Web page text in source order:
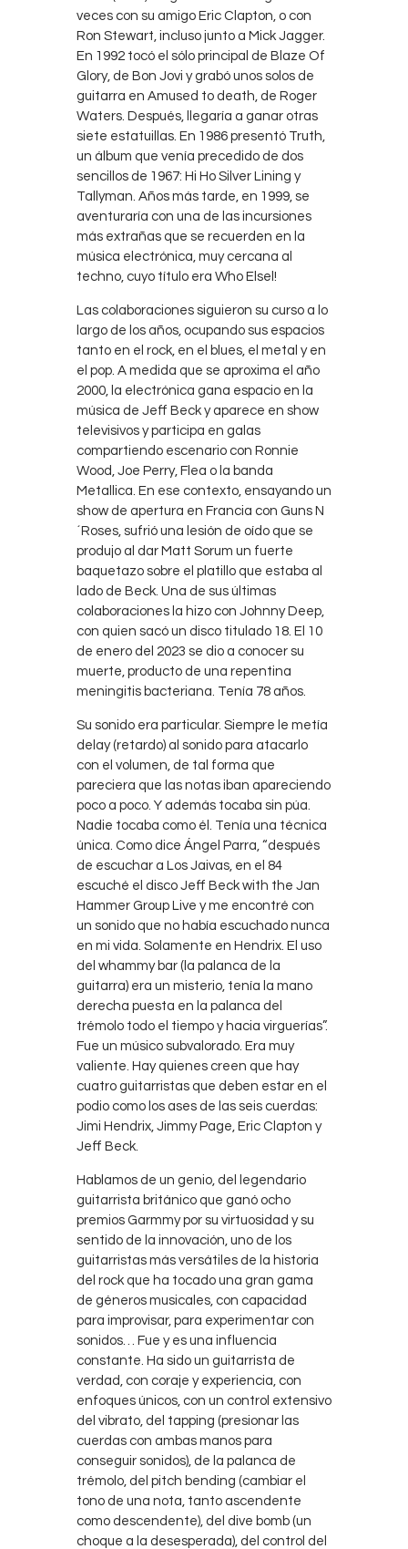
veces con su amigo Eric Clapton, o con
Ron Stewart, incluso junto a Mick Jagger.
En 1992 tocó el sólo principal de Blaze Of
Glory, de Bon Jovi y grabó unos solos de
guitarra en Amused to death, de Roger
Waters. Después, llegaría a ganar otras
siete estatuillas. En 1986 presentó Truth,
un álbum que venía precedido de dos
sencillos de 1967: Hi Ho Silver Lining y
Tallyman. Años más tarde, en 1999, se
aventuraría con una de las incursiones
más extrañas que se recuerden en la
música electrónica, muy cercana al
techno, cuyo título era Who Elsel!
Las colaboraciones siguieron su curso a lo
largo de los años, ocupando sus espacios
tanto en el rock, en el blues, el metal y en
el pop. A medida que se aproxima el año
2000, la electrónica gana espacio en la
música de Jeff Beck y aparece en show
televisivos y participa en galas
compartiendo escenario con Ronnie
Wood, Joe Perry, Flea o la banda
Metallica. En ese contexto, ensayando un
show de apertura en Francia con Guns N
´Roses, sufrió una lesión de oído que se
produjo al dar Matt Sorum un fuerte
baquetazo sobre el platillo que estaba al
lado de Beck. Una de sus últimas
colaboraciones la hizo con Johnny Deep,
con quien sacó un disco titulado 18. El 10
de enero del 2023 se dio a conocer su
muerte, producto de una repentina
meningitis bacteriana. Tenía 78 años.
Su sonido era particular. Siempre le metía
delay (retardo) al sonido para atacarlo
con el volumen, de tal forma que
pareciera que las notas iban apareciendo
poco a poco. Y además tocaba sin púa.
Nadie tocaba como él. Tenía una técnica
única. Como dice Ángel Parra, “después
de escuchar a Los Jaivas, en el 84
escuché el disco Jeff Beck with the Jan
Hammer Group Live y me encontré con
un sonido que no había escuchado nunca
en mi vida. Solamente en Hendrix. El uso
del whammy bar (la palanca de la
guitarra) era un misterio, tenía la mano
derecha puesta en la palanca del
trémolo todo el tiempo y hacia virguerías”.
Fue un músico subvalorado. Era muy
valiente. Hay quienes creen que hay
cuatro guitarristas que deben estar en el
podio como los ases de las seis cuerdas:
Jimi Hendrix, Jimmy Page, Eric Clapton y
Jeff Beck.
Hablamos de un genio, del legendario
guitarrista británico que ganó ocho
premios Garmmy por su virtuosidad y su
sentido de la innovación, uno de los
guitarristas más versátiles de la historia
del rock que ha tocado una gran gama
de géneros musicales, con capacidad
para improvisar, para experimentar con
sonidos… Fue y es una influencia
constante. Ha sido un guitarrista de
verdad, con coraje y experiencia, con
enfoques únicos, con un control extensivo
del vibrato, del tapping (presionar las
cuerdas con ambas manos para
conseguir sonidos), de la palanca de
trémolo, del pitch bending (cambiar el
tono de una nota, tanto ascendente
como descendente), del dive bomb (un
choque a la desesperada), del control del